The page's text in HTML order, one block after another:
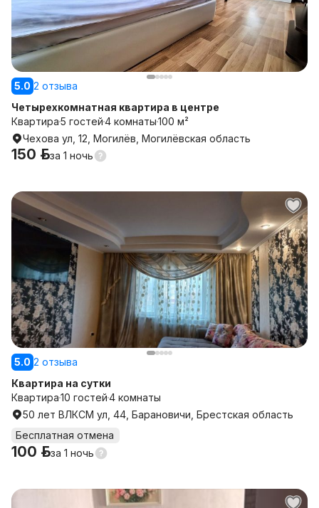
5.0 2 отзыва
Четырехкомнатная квартира в центре
Квартира5 гостей4 комнаты100 м²
Чехова ул, 12, Могилёв, Могилёвская область
150 р.за 1 ночь
5.0 2 отзыва
Квартира на сутки
Квартира10 гостей4 комнаты
50 лет ВЛКСМ ул, 44, Барановичи, Брестская область
Бесплатная отмена
100 р.за 1 ночь